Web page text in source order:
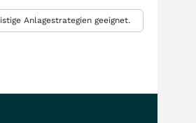
Anlagestrategien geeignet.